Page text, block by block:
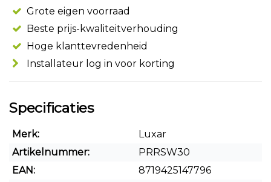
Grote eigen voorraad
Beste prijs-kwaliteitverhouding
Hoge klanttevredenheid
Installateur log in voor korting
Specificaties
Merk:
Luxar
Artikelnummer:
PRRSW30
EAN:
8719425147796